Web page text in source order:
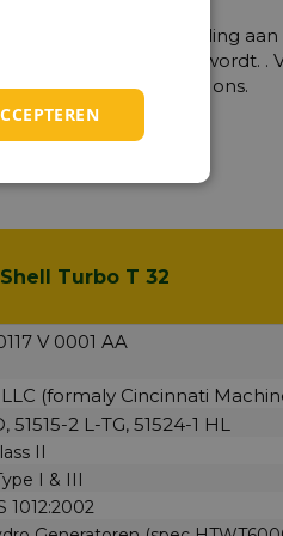
na blootstelling
geminimaliseerd wordt. .
op te nemen met ons.
Turbo T 32
V 0001 AA
(formaly Cincinnati
51515-2 L-TG, 51524-1 HL
II
I & III
1012:2002